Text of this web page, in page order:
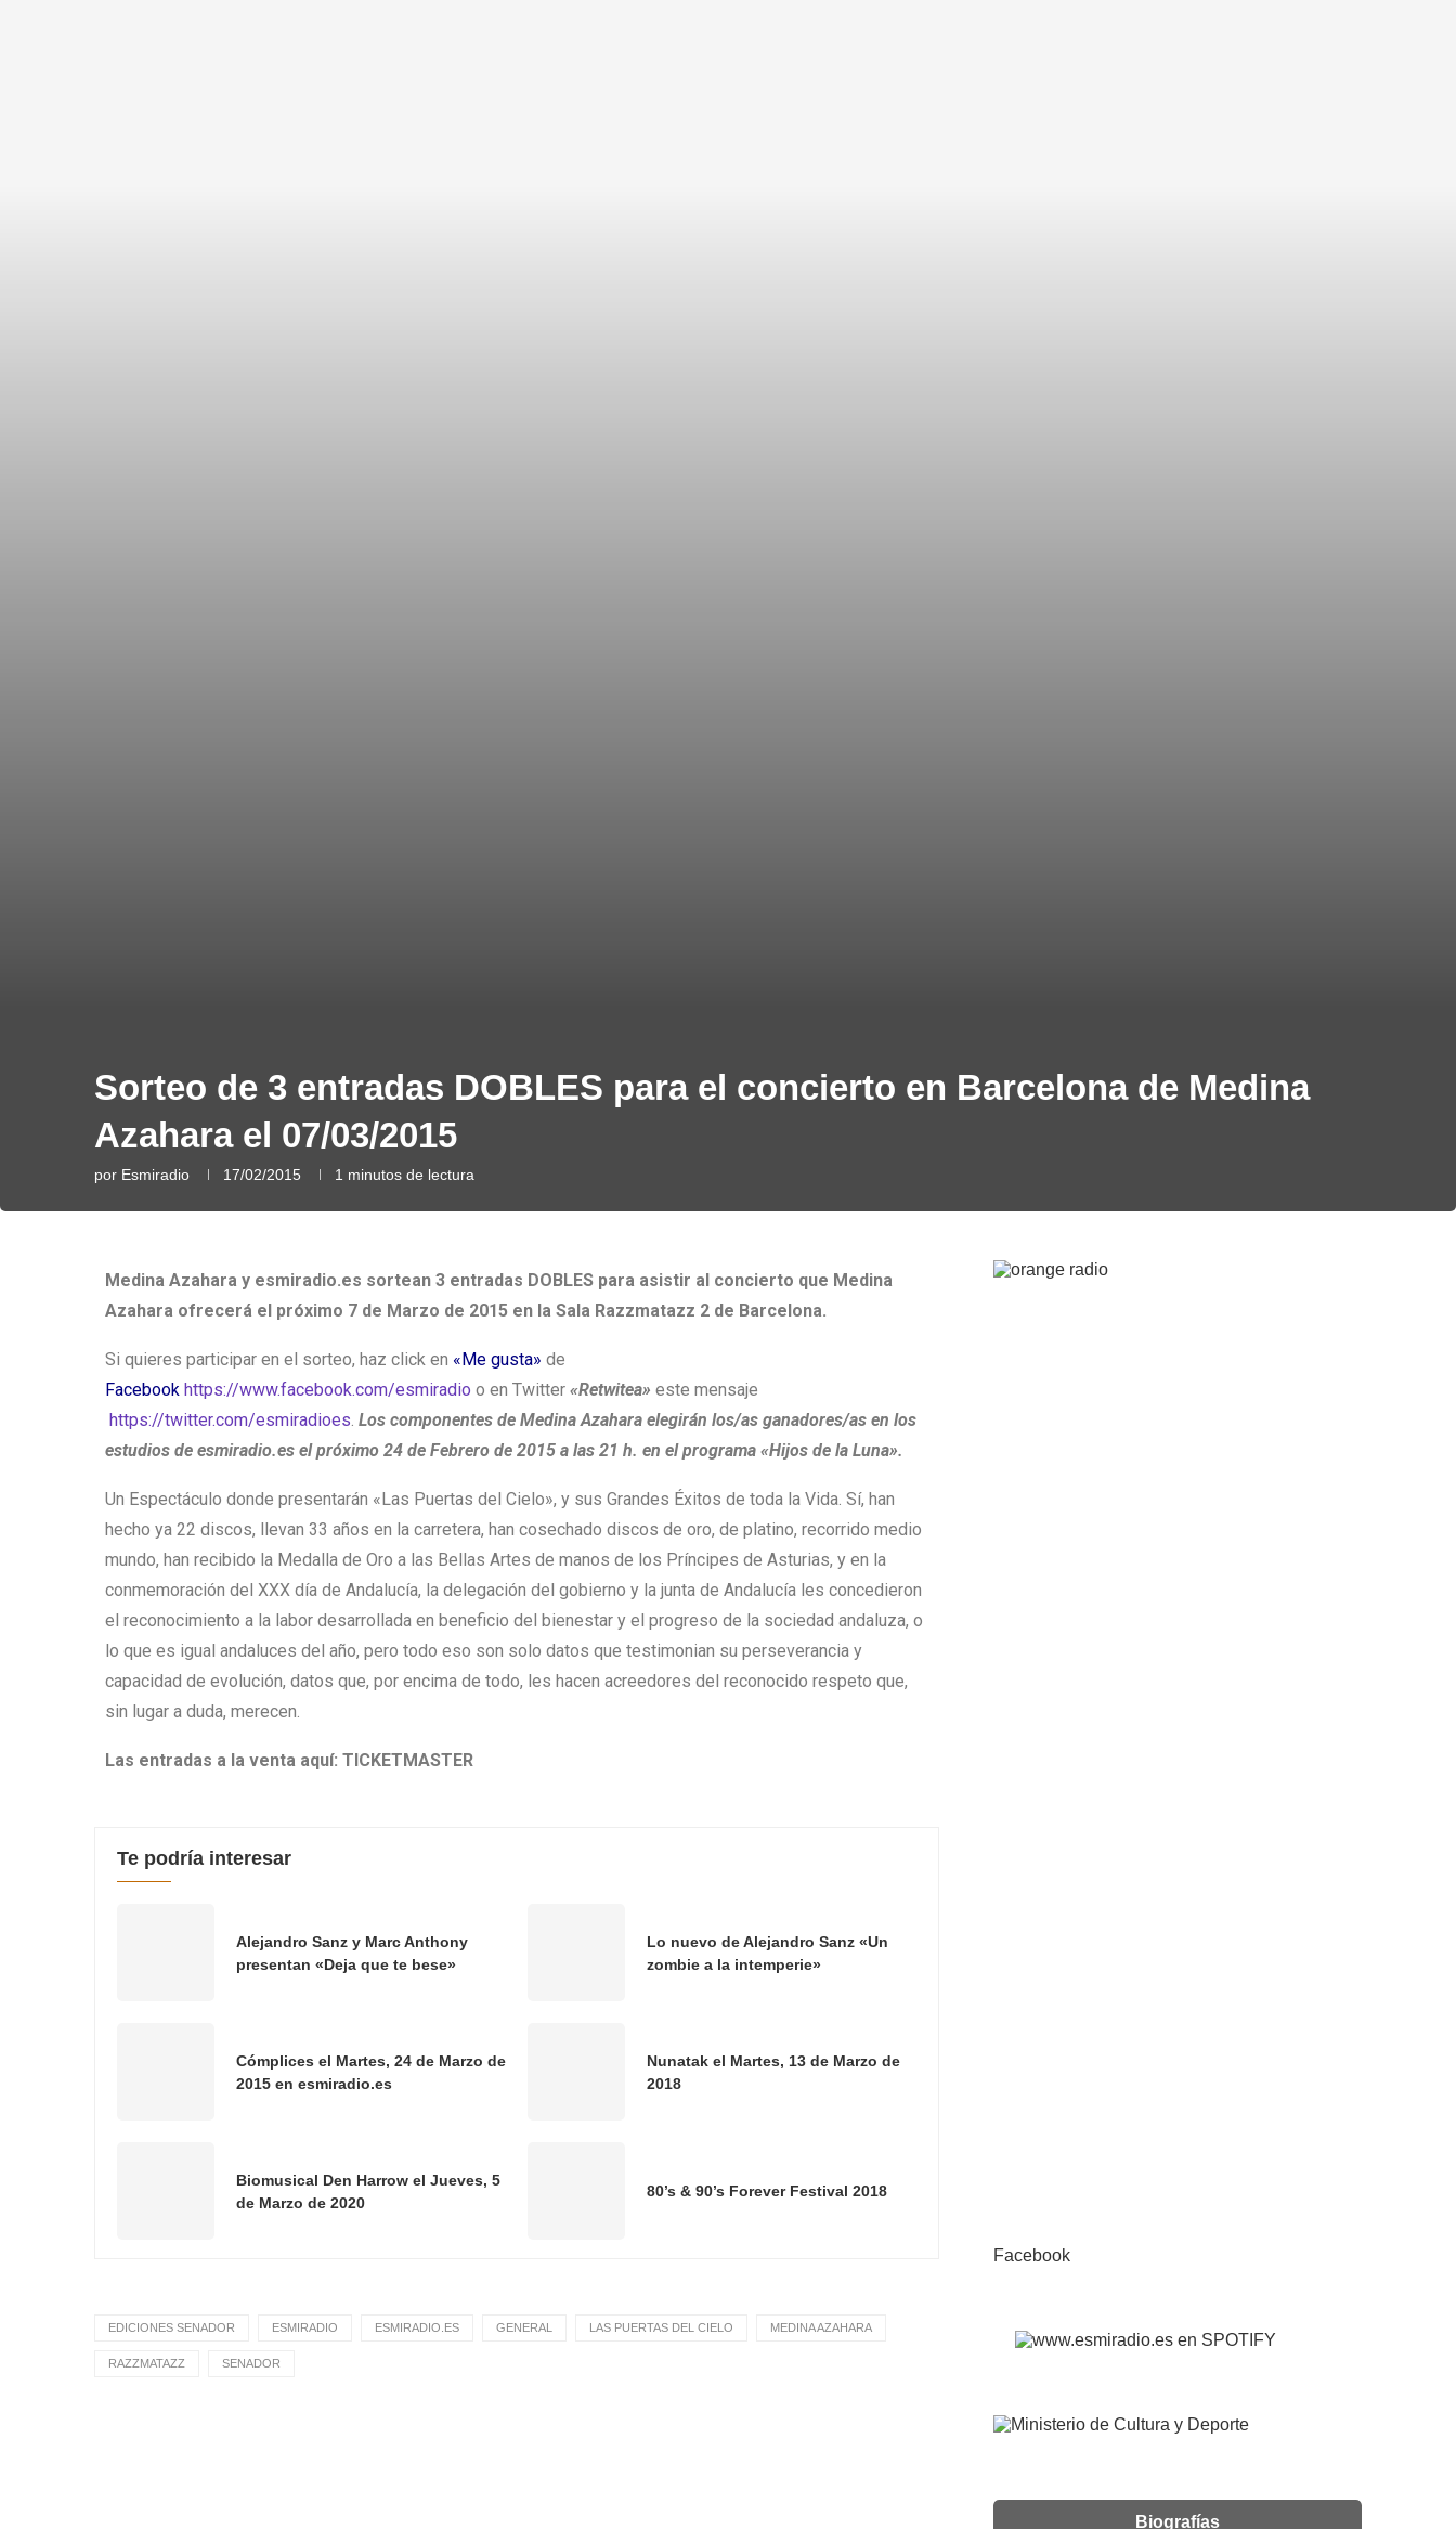
Sorteo de 3 entradas DOBLES para el concierto en Barcelona de Medina
Azahara el 07/03/2015
por Esmiradio 17/02/2015 1 minutos de lectura
Medina Azahara y esmiradio.es sortean 3 entradas DOBLES para asistir al concierto que Medina
Azahara ofrecerá el próximo 7 de Marzo de 2015 en la Sala Razzmatazz 2 de Barcelona.
Si quieres participar en el sorteo, haz click en «Me gusta» de
Facebook https://www.facebook.com/esmiradio o en Twitter «Retwitea» este mensaje
https://twitter.com/esmiradioes Los componentes de Medina Azahara elegirán los/as ganadores/as en los
estudios de esmiradio.es el próximo 24 de Febrero de 2015 a las 21 h. en el programa «Hijos de la Luna».
Un Espectáculo donde presentarán «Las Puertas del Cielo», y sus Grandes Éxitos de toda la Vida. Sí, han
hecho ya 22 discos, llevan 33 años en la carretera, han cosechado discos de oro, de platino, recorrido medio
mundo, han recibido la Medalla de Oro a las Bellas Artes de manos de los Príncipes de Asturias, y en la
conmemoración del XXX día de Andalucía, la delegación del gobierno y la junta de Andalucía les concedieron
el reconocimiento a la labor desarrollada en beneficio del bienestar y el progreso de la sociedad andaluza, o
lo que es igual andaluces del año, pero todo eso son solo datos que testimonian su perseverancia y
capacidad de evolución, datos que, por encima de todo, les hacen acreedores del reconocido respeto que,
sin lugar a duda, merecen.
Las entradas a la venta aquí: TICKETMASTER
Te podría interesar
Alejandro Sanz y Marc Anthony
presentan «Deja que te bese»
Lo nuevo de Alejandro Sanz «Un
zombie a la intemperie»
Cómplices el Martes, 24 de Marzo de
2015 en esmiradio.es
Nunatak el Martes, 13 de Marzo de
2018
Biomusical Den Harrow el Jueves, 5
de Marzo de 2020
80’s & 90’s Forever Festival 2018
EDICIONES SENADOR ESMIRADIO ESMIRADIO.ES GENERAL LAS PUERTAS DEL CIELO MEDINA AZAHARA
RAZZMATAZZ SENADOR
Facebook
Biografías